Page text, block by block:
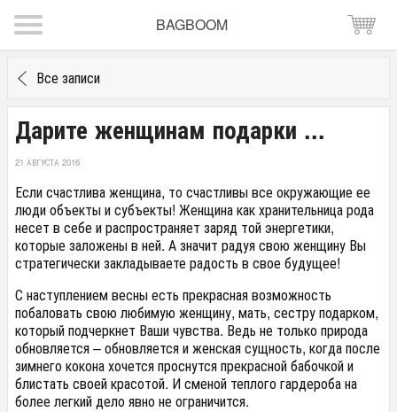
BAGBOOM
Все записи
Дарите женщинам подарки ...
21 АВГУСТА 2016
Если счастлива женщина, то счастливы все окружающие ее
люди объекты и субъекты! Женщина как хранительница рода
несет в себе и распространяет заряд той энергетики,
которые заложены в ней. А значит радуя свою женщину Вы
стратегически закладываете радость в свое будущее!
С наступлением весны есть прекрасная возможность
побаловать свою любимую женщину, мать, сестру подарком,
который подчеркнет Ваши чувства. Ведь не только природа
обновляется – обновляется и женская сущность, когда после
зимнего кокона хочется проснутся прекрасной бабочкой и
блистать своей красотой. И сменой теплого гардероба на
более легкий дело явно не ограничится.